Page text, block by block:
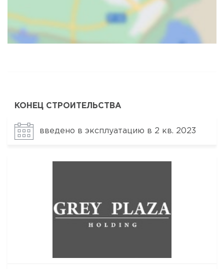
КОНЕЦ СТРОИТЕЛЬСТВА
введено в эксплуатацию в 2 кв. 2023